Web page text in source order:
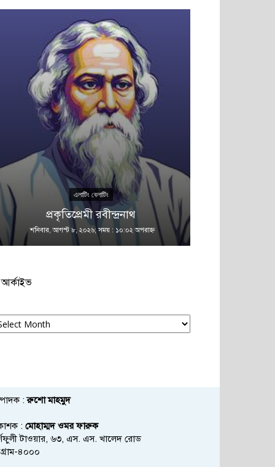
এলাটিং বেলাটিং
প্রকৃতিপ্রেমী রবীন্দ্রনাথ
শনিবার, আগস্ট ৮, ২০২৬; সময় : ১০:০২ অপরাহ্ণ
আর্কাইভ
:রুশো মাহমুদ
: মোহাম্মদ ওমর ফারুক
টাওয়ার, ৬৩, এস. এস. খালেদ রোড
৪০০০